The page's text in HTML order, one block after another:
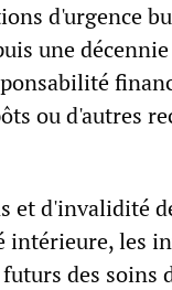
d'urgence
une
ou d'autres
et d'invalidité
intérieure, les
des soins